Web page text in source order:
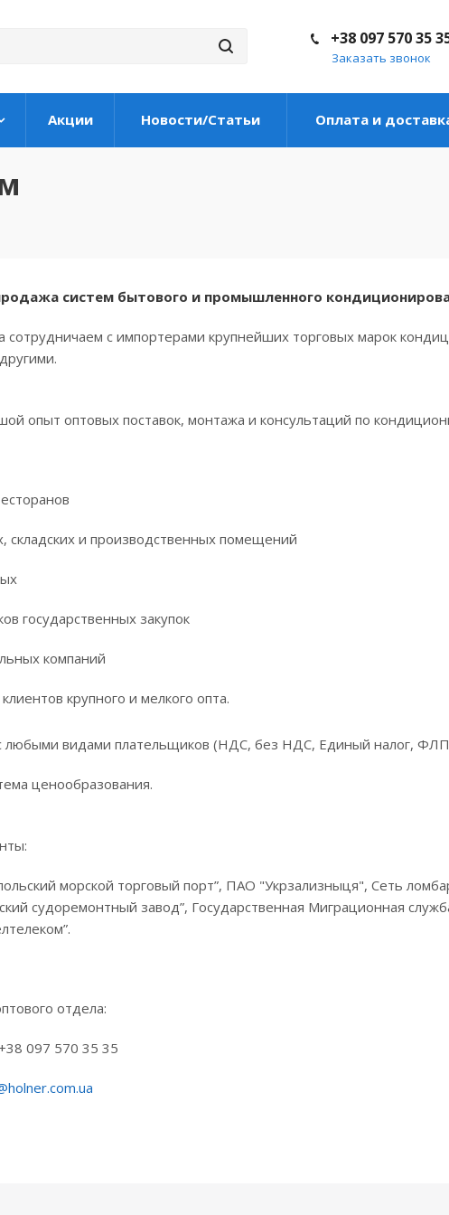
+38 097 570 35
Заказать звонок
Акции Новости/Статьи Оплата и
систем бытового и промышленного
сотрудничаем с импортерами крупнейших торговых марок
опыт оптовых поставок, монтажа и консультаций по
складских и производственных помещений
государственных закупок
компаний
крупного и мелкого опта.
любыми видами плательщиков (НДС, без НДС, Единый налог,
ценообразования.
морской торговый порт”, ПАО "Укрзализныця", Сеть
судоремонтный завод”, Государственная Миграционная
отдела:
097 570 35 35